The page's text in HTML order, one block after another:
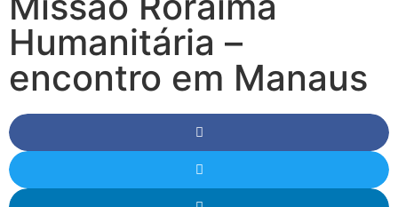
Humanitária –
encontro em Manaus